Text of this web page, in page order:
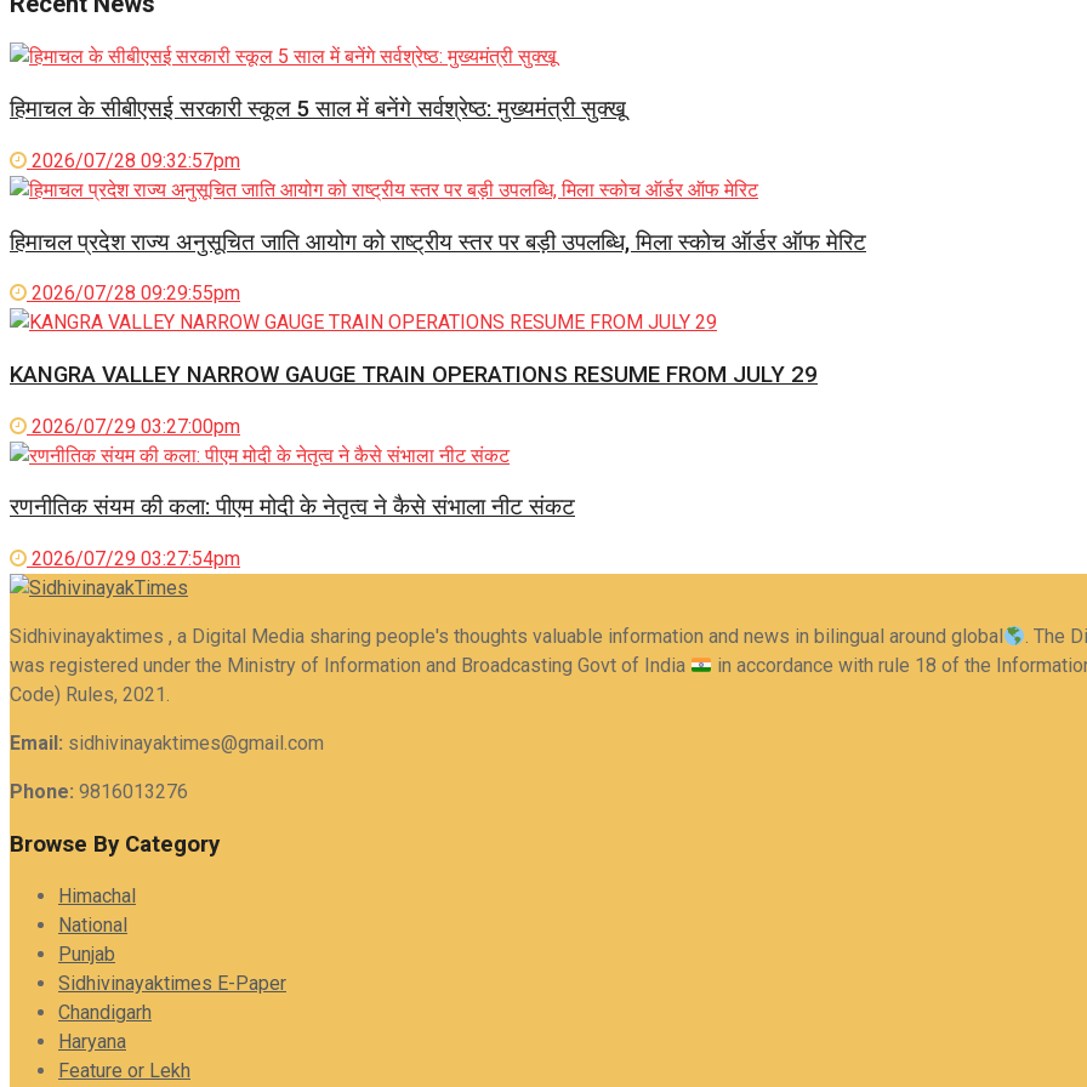
हिमाचल के सीबीएसई सरकारी स्कूल 5 साल में बनेंगे सर्वश्रेष्ठ: मुख्यमंत्री सुक्खू
2026/07/28 09:32:57pm
हिमाचल प्रदेश राज्य अनुसूचित जाति आयोग को राष्ट्रीय स्तर पर बड़ी उपलब्धि, मिला स्कोच ऑर्डर ऑफ मेरिट
2026/07/28 09:29:55pm
KANGRA VALLEY NARROW GAUGE TRAIN OPERATIONS RESUME FROM JULY 29
2026/07/29 03:27:00pm
रणनीतिक संयम की कला: पीएम मोदी के नेतृत्व ने कैसे संभाला नीट संकट
2026/07/29 03:27:54pm
Sidhivinayaktimes , a Digital Media sharing people's thoughts valuable information and news in bilingual around global
. The
was registered under the Ministry of Information and Broadcasting Govt of India
in accordance with rule 18 of the
Code) Rules, 2021.
Email: sidhivinayaktimes@gmail.com
Phone: 9816013276
Browse By Category
Himachal
National
Punjab
Sidhivinayaktimes E-Paper
Chandigarh
Haryana
Feature or Lekh